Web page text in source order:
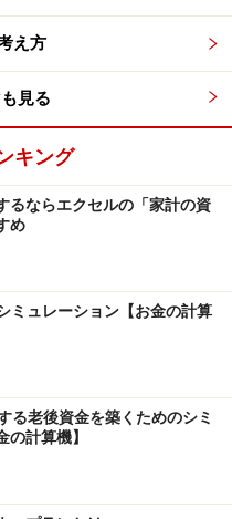
！
、日々の生活や住宅資
思うようにいかない。あ
切、というのが現実なの
アを迎えた時に「あの
おけばよかった」と、
ところです。
後資金3000万円
で大きな差！
すか？貯金や支出はどう
新の内容をご確認くださ
え方
見る
キング
るならエクセルの「家計の資
め
ミュレーション【お金の計算
る老後資金を築くためのシミ
の計算機】